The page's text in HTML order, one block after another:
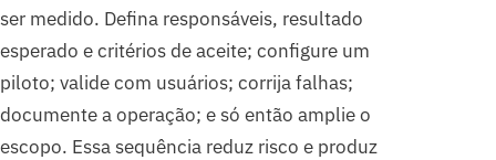
ser medido. Defina responsáveis, resultado
esperado e critérios de aceite; configure um
piloto; valide com usuários; corrija falhas;
documente a operação; e só então amplie o
escopo. Essa sequência reduz risco e produz